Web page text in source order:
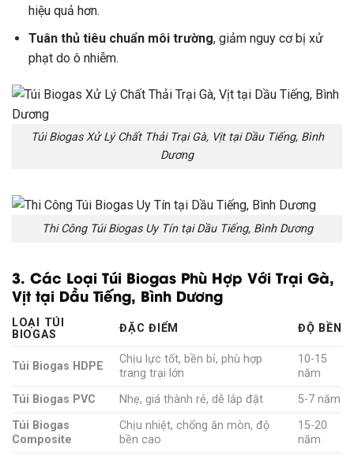
hiệu quả hơn.
Tuân thủ tiêu chuẩn môi trường, giảm nguy cơ bị xử
phạt do ô nhiễm.
Túi Biogas Xử Lý Chất Thải Trại Gà, Vịt tại Dầu Tiếng, Bình
Dương
Thi Công Túi Biogas Uy Tín tại Dầu Tiếng, Bình Dương
3. Các Loại Túi Biogas Phù Hợp Với Trại Gà,
Vịt tại Dầu Tiếng, Bình Dương
LOẠI TÚI
BIOGAS
ĐẶC ĐIỂM ĐỘ BỀN
Túi Biogas HDPE
Chịu lực tốt, bền bỉ, phù hợp
trang trại lớn
10-15
năm
Túi Biogas PVC
Nhẹ, giá thành rẻ, dễ lắp đặt
5-7 năm
Túi Biogas
Composite
Chịu nhiệt, chống ăn mòn, độ
bền cao
15-20
năm